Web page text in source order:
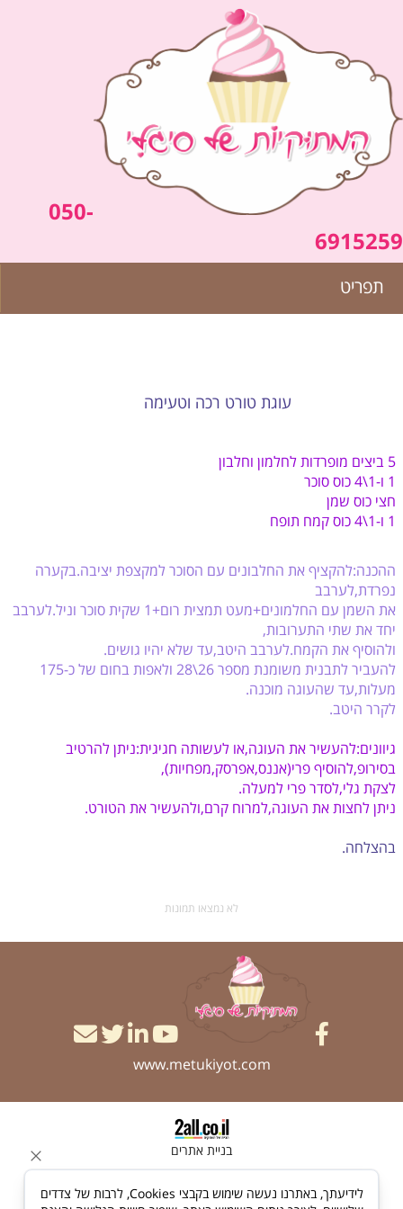
050-
6915259
תפריט
עוגת טורט רכה וטעימה
5 ביצים מופרדות לחלמון וחלבון
1 ו-1\4 כוס סוכר
חצי כוס שמן
1 ו-1\4 כוס קמח תופח
ההכנה:להקציף את החלבונים עם הסוכר למקצפת יציבה.בקערה
נפרדת,לערבב
את השמן עם החלמונים+מעט תמצית רום+1 שקית סוכר וניל.לערבב
יחד את שתי התערובות,
ולהוסיף את הקמח.לערבב היטב,עד שלא יהיו גושים.
להעביר לתבנית משומנת מספר 26\28 ולאפות בחום של כ-175
מעלות,עד שהעוגה מוכנה.
לקרר היטב.
גיוונים:להעשיר את העוגה,או לעשותה חגיגית:ניתן להרטיב
בסירופ,להוסיף פרי(אננס,אפרסק,מפחיות),
לצקת גלי,לסדר פרי למעלה.
ניתן לחצות את העוגה,למרוח קרם,ולהעשיר את הטורט.
בהצלחה.
לא נמצאו תמונות
www.metukiyot.com
בניית אתרים
לידיעתך, באתרנו נעשה שימוש בקבצי Cookies, לרבות של צדדים